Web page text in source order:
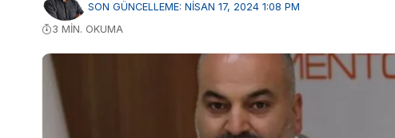
SON GÜNCELLEME: NISAN 17, 2024 1:08 PM
3 MIN. OKUMA